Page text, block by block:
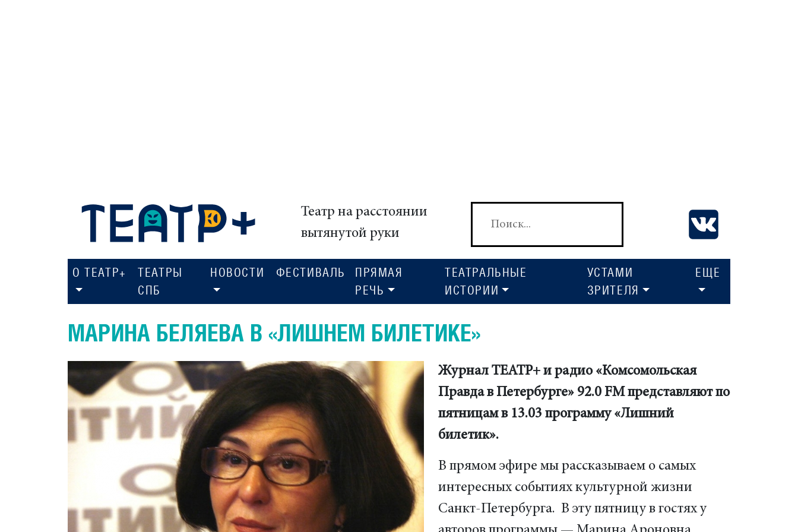
Театр на расстоянии
вытянутой руки
О ТЕАТР+
ТЕАТРЫ
СПБ
НОВОСТИ ФЕСТИВАЛЬ
ПРЯМАЯ
РЕЧЬ
ТЕАТРАЛЬНЫЕ
ИСТОРИИ
УСТАМИ
ЗРИТЕЛЯ
ЕЩЕ
МАРИНА БЕЛЯЕВА В «ЛИШНЕМ БИЛЕТИКЕ»
Журнал ТЕАТР+ и радио «Комсомольская
Правда в Петербурге» 92.0 FM представляют по
пятницам в 13.03 программу «Лишний
билетик».
В прямом эфире мы рассказываем о самых
интересных событиях культурной жизни
Санкт-Петербурга. В эту пятницу в гостях у